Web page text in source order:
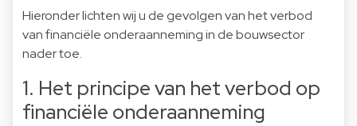
Hieronder lichten wij u de gevolgen van het verbod
van financiële onderaanneming in de bouwsector
nader toe.
1. Het principe van het verbod op
financiële onderaanneming